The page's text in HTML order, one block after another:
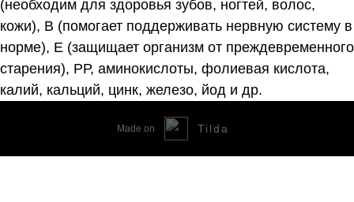
(необходим для здоровья зубов, ногтей, волос,
кожи), В (помогает поддерживать нервную систему в
норме), Е (защищает организм от преждевременного
старения), РР, аминокислоты, фолиевая кислота,
калий, кальций, цинк, железо, йод и др.
Made on Tilda